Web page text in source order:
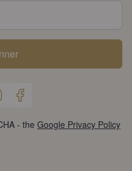
- the Google Privacy Policy